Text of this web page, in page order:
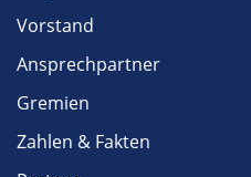
Vorstand
Ansprechpartner
Gremien
Zahlen & Fakten